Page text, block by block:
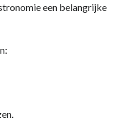
een belangrijke